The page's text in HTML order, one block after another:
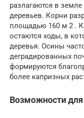
разлагаются в
деревьев. Корни
площадью 160 м 2 .
остаются ходы, в
деревья. Осины
деградированных
формируются
более капризных
Возможности